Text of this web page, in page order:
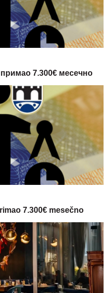
7.300€ месечно
7.300€ mesečno